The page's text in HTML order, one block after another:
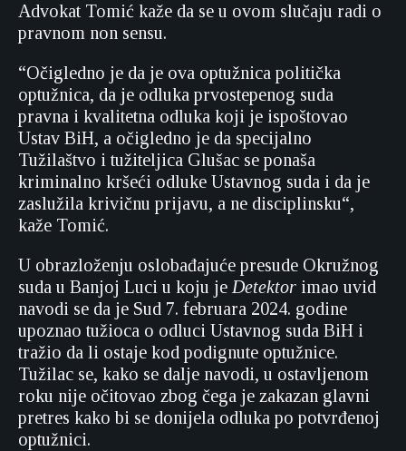
Advokat Tomić kaže da se u ovom slučaju radi o
pravnom non sensu.
“Očigledno je da je ova optužnica politička
optužnica, da je odluka prvostepenog suda
pravna i kvalitetna odluka koji je ispoštovao
Ustav BiH, a očigledno je da specijalno
Tužilaštvo i tužiteljica Glušac se ponaša
kriminalno kršeći odluke Ustavnog suda i da je
zaslužila krivičnu prijavu, a ne disciplinsku“,
kaže Tomić.
U obrazloženju oslobađajuće presude Okružnog
suda u Banjoj Luci u koju je Detektor imao uvid
navodi se da je Sud 7. februara 2024. godine
upoznao tužioca o odluci Ustavnog suda BiH i
tražio da li ostaje kod podignute optužnice.
Tužilac se, kako se dalje navodi, u ostavljenom
roku nije očitovao zbog čega je zakazan glavni
pretres kako bi se donijela odluka po potvrđenoj
optužnici.